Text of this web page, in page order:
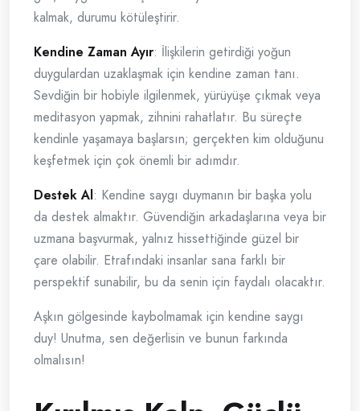
kalmak, durumu kötüleştirir.
Kendine Zaman Ayır: İlişkilerin getirdiği yoğun
duygulardan uzaklaşmak için kendine zaman tanı.
Sevdiğin bir hobiyle ilgilenmek, yürüyüşe çıkmak veya
meditasyon yapmak, zihnini rahatlatır. Bu süreçte
kendinle yaşamaya başlarsın; gerçekten kim olduğunu
keşfetmek için çok önemli bir adımdır.
Destek Al: Kendine saygı duymanın bir başka yolu
da destek almaktır. Güvendiğin arkadaşlarına veya bir
uzmana başvurmak, yalnız hissettiğinde güzel bir
çare olabilir. Etrafındaki insanlar sana farklı bir
perspektif sunabilir, bu da senin için faydalı olacaktır.
Aşkın gölgesinde kaybolmamak için kendine saygı
duy! Unutma, sen değerlisin ve bunun farkında
olmalısın!